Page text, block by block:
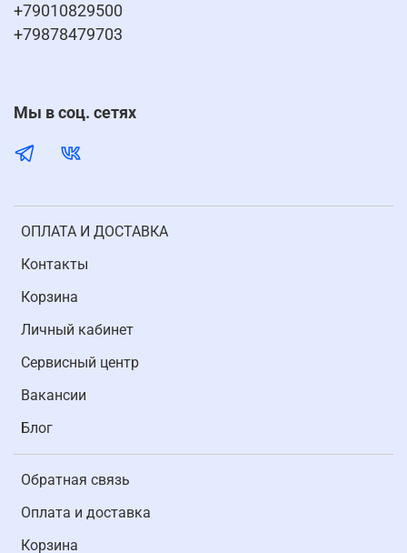
ОПЛАТА И ДОСТАВКА
Контакты
Корзина
Личный кабинет
Cервисный центр
Вакансии
Блог
Обратная связь
Оплата и доставка
Корзина
+79010829500
+79878479703
Мы в соц. сетях